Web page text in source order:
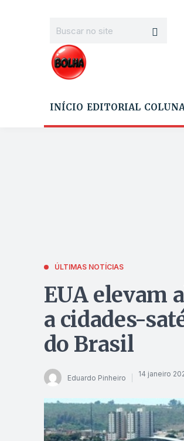
INÍCIO EDITORIAL
ÚLTIMAS NOTÍCIAS
EUA elevam
a cidades-
do Brasil
Eduardo Pinheiro 14 janeiro